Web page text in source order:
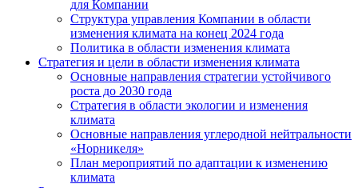
для Компании
Структура управления Компании в области
изменения климата на конец 2024 года
Политика в области изменения климата
Стратегия и цели в области изменения климата
Основные направления стратегии устойчивого
роста до 2030 года
Стратегия в области экологии и изменения
климата
Основные направления углеродной нейтральности
«Норникеля»
План мероприятий по адаптации к изменению
климата